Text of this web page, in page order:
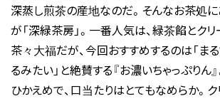
深蒸し煎茶の産地なのだ。そんなお茶処
が「深緑茶房」。一番人気は、緑茶餡とク
茶々大福だが、今回おすすめするのは「ま
るみたい」と絶賛する『お濃いちゃっぷりん
ひかえめで、口当たりはとてもなめらか。